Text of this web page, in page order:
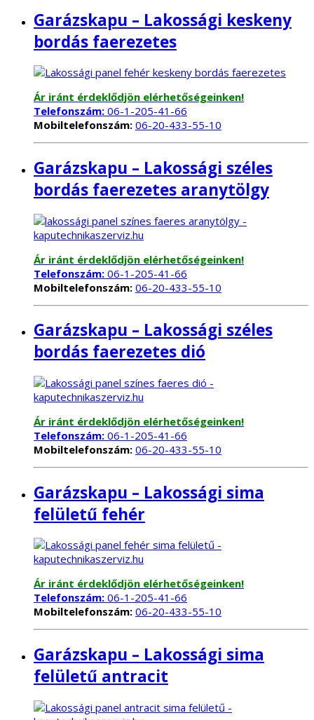
Garázskapu – Lakossági keskeny
bordás faerezetes
Ár iránt érdeklődjön elérhetőségeinken!
Telefonszám: 06-1-205-41-66
Mobiltelefonszám: 06-20-433-55-10
Garázskapu – Lakossági széles
bordás faerezetes aranytölgy
Ár iránt érdeklődjön elérhetőségeinken!
Telefonszám: 06-1-205-41-66
Mobiltelefonszám: 06-20-433-55-10
Garázskapu – Lakossági széles
bordás faerezetes dió
Ár iránt érdeklődjön elérhetőségeinken!
Telefonszám: 06-1-205-41-66
Mobiltelefonszám: 06-20-433-55-10
Garázskapu – Lakossági sima
felületű fehér
Ár iránt érdeklődjön elérhetőségeinken!
Telefonszám: 06-1-205-41-66
Mobiltelefonszám: 06-20-433-55-10
Garázskapu – Lakossági sima
felületű antracit